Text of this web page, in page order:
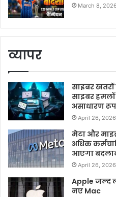
March 8, 2026
व्यापर
साइबर खतरों
साइबर हमलों
असाधारण
April 26, 2026
मेटा और
अधिक
आएगा
April 26, 2026
Apple जल्द
नए Mac